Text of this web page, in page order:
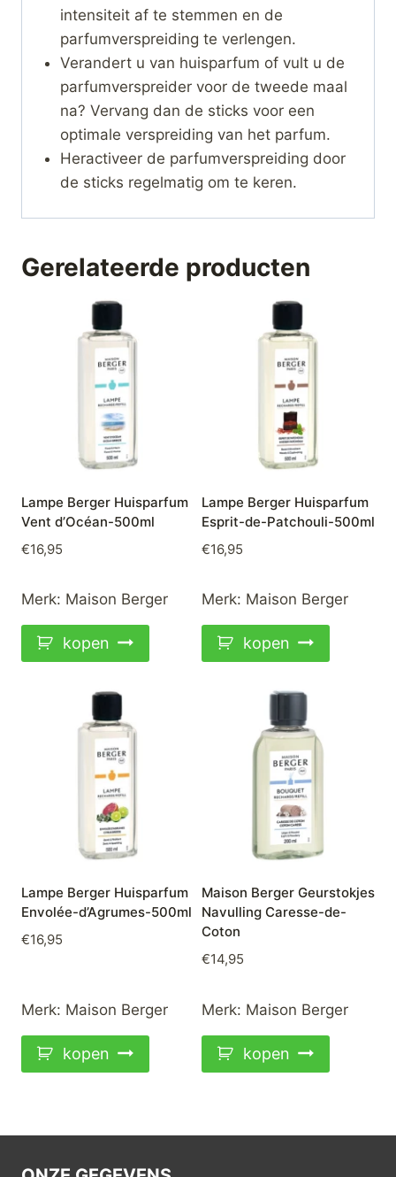
intensiteit af te stemmen en de
parfumverspreiding te verlengen.
Verandert u van huisparfum of vult u de
parfumverspreider voor de tweede maal
na? Vervang dan de sticks voor een
optimale verspreiding van het parfum.
Heractiveer de parfumverspreiding door
de sticks regelmatig om te keren.
Gerelateerde producten
Lampe Berger Huisparfum
Vent d’Océan-500ml
€16,95
Merk: Maison Berger
kopen
Lampe Berger Huisparfum
Esprit-de-Patchouli-500ml
€16,95
Merk: Maison Berger
kopen
Lampe Berger Huisparfum
Envolée-d’Agrumes-500ml
€16,95
Merk: Maison Berger
kopen
Maison Berger Geurstokjes
Navulling Caresse-de-
Coton
€14,95
Merk: Maison Berger
kopen